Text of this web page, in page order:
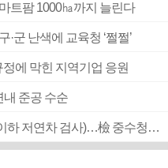
트팜 1000㏊까지 늘린다
군 난색에 교육청 ‘쩔쩔’
에 막힌 지역기업 응원
내 준공 수순
■ 검사 신분 버리고 직급하향(10년 이하 저연차 검사)…檢 중수청행 기피